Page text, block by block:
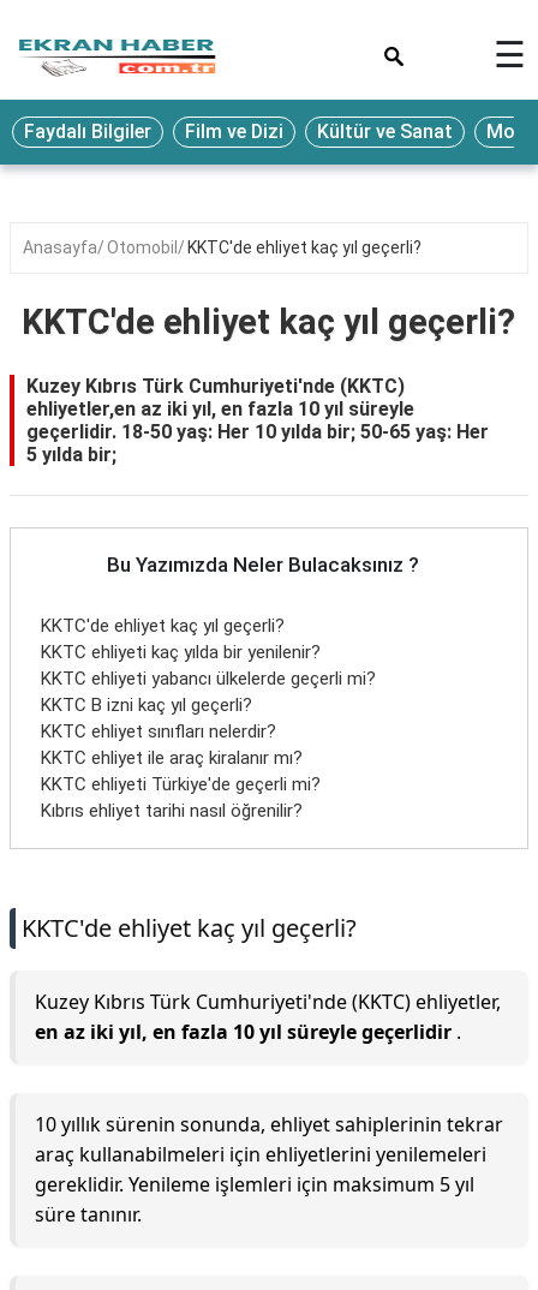
Eğitim
Ekonomi
Seyahat
Oyun
Yaşam
Hukuk
☰
Faydalı Bilgiler Film ve Dizi Kültür ve Sanat
Anasayfa Otomobil KKTC'de ehliyet kaç yıl geçerli?
KKTC'de ehliyet kaç yıl geçerli?
Kuzey Kıbrıs Türk Cumhuriyeti'nde (KKTC)
ehliyetler,en az iki yıl, en fazla 10 yıl süreyle
geçerlidir. 18-50 yaş: Her 10 yılda bir; 50-65 yaş: Her
5 yılda bir;
Bu Yazımızda Neler Bulacaksınız ?
KKTC'de ehliyet kaç yıl geçerli?
KKTC ehliyeti kaç yılda bir yenilenir?
KKTC ehliyeti yabancı ülkelerde geçerli mi?
KKTC B izni kaç yıl geçerli?
KKTC ehliyet sınıfları nelerdir?
KKTC ehliyet ile araç kiralanır mı?
KKTC ehliyeti Türkiye'de geçerli mi?
Kıbrıs ehliyet tarihi nasıl öğrenilir?
KKTC'de ehliyet kaç yıl geçerli?
Kuzey Kıbrıs Türk Cumhuriyeti'nde (KKTC) ehliyetler,
en az iki yıl, en fazla 10 yıl süreyle geçerlidir .
10 yıllık sürenin sonunda, ehliyet sahiplerinin tekrar
araç kullanabilmeleri için ehliyetlerini yenilemeleri
gereklidir. Yenileme işlemleri için maksimum 5 yıl
süre tanınır.